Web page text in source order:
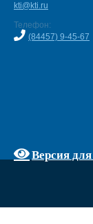
kti@kti.ru
Телефон:
(84457) 9-45-67
Версия